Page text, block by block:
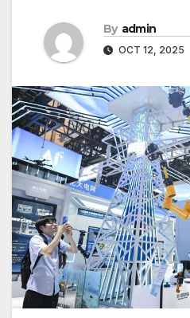
By admin
OCT 12, 2025